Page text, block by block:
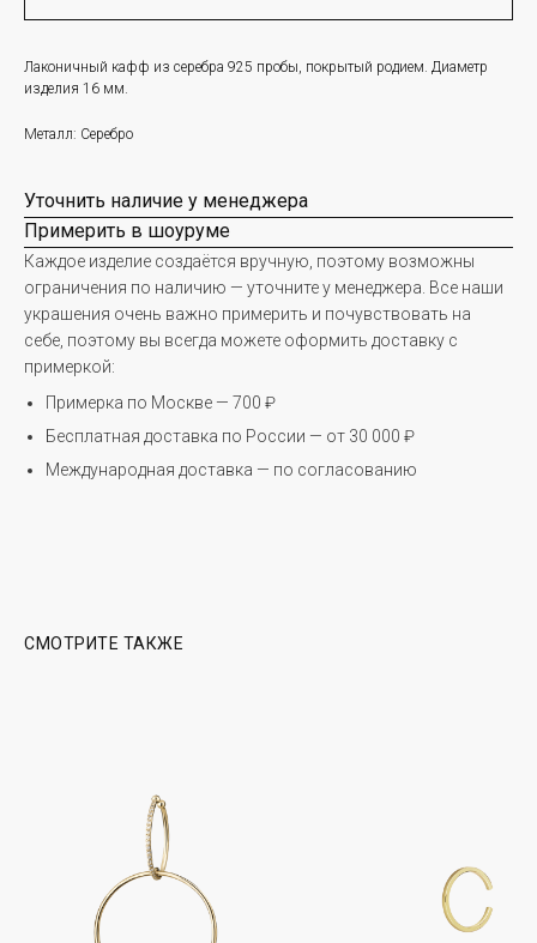
Лаконичный кафф из серебра 925 пробы, покрытый родием. Диаметр
изделия 16 мм.
Металл: Серебро
Уточнить наличие у менеджера
Примерить в шоуруме
Каждое изделие создаётся вручную, поэтому возможны
ограничения по наличию — уточните у менеджера. Все наши
украшения очень важно примерить и почувствовать на
себе, поэтому вы всегда можете оформить доставку с
примеркой:
Примерка по Москве — 700 ₽
Бесплатная доставка по России — от 30 000 ₽
Международная доставка — по согласованию
СМОТРИТЕ ТАКЖЕ